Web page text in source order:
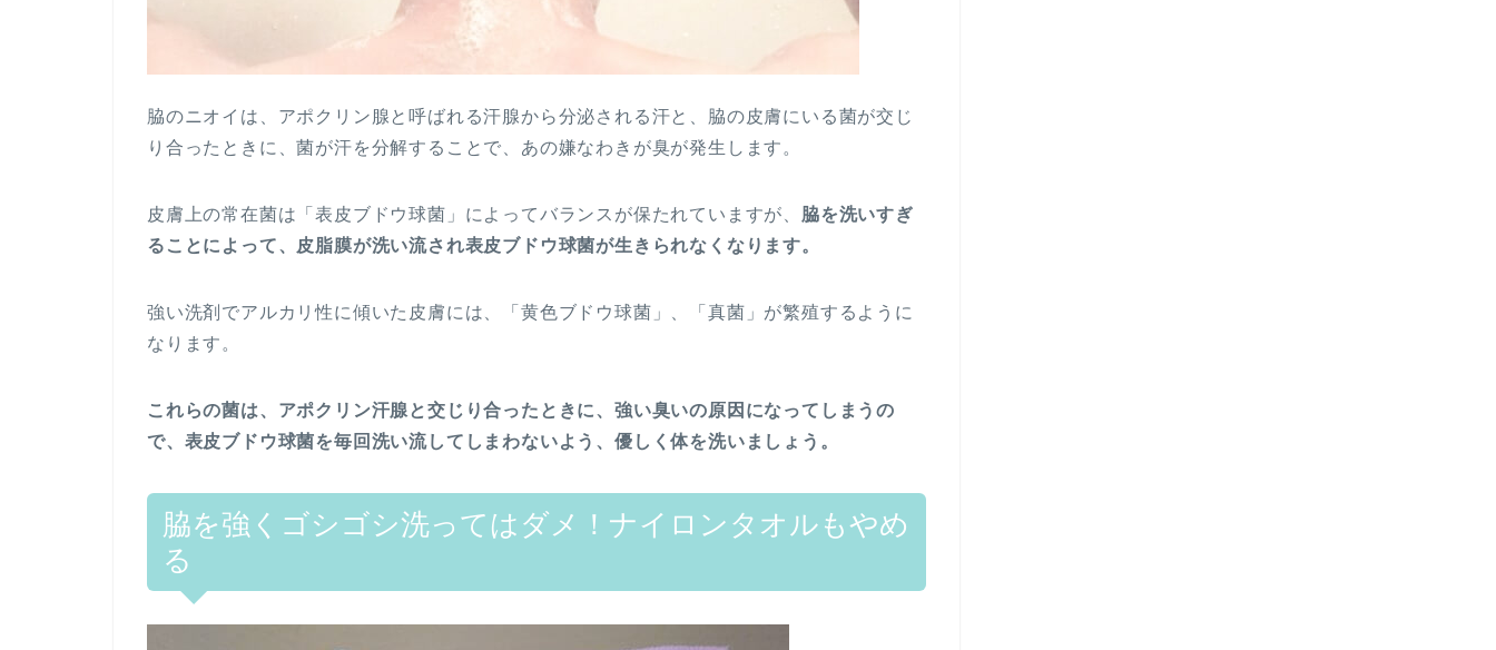
脇のニオイは、アポクリン腺と呼ばれる汗腺から分泌される汗と、脇の皮膚にいる菌が交じ
り合ったときに、菌が汗を分解することで、あの嫌なわきが臭が発生します。
皮膚上の常在菌は「表皮ブドウ球菌」によってバランスが保たれていますが、 脇を洗いすぎ
ることによって、皮脂膜が洗い流され表皮ブドウ球菌が生きられなくなります。
強い洗剤でアルカリ性に傾いた皮膚には、「黄色ブドウ球菌」、「真菌」が繁殖するように
なります。
これらの菌は、アポクリン汗腺と交じり合ったときに、強い臭いの原因になってしまうの
で、表皮ブドウ球菌を毎回洗い流してしまわないよう、優しく体を洗いましょう。
脇を強くゴシゴシ洗ってはダメ！ナイロンタオルもやめ
る